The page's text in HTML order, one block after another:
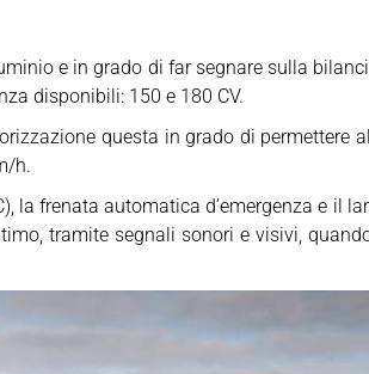
e in grado di far segnare sulla
disponibili: 150 e 180 CV.
questa in grado di permettere
h.
la frenata automatica d’emergenza e il
tramite segnali sonori e visivi,